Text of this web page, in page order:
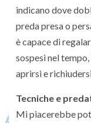
indicano dove
preda presa o
è capace di
sospesi nel
aprirsi e
Tecniche e
Mi piacerebbe